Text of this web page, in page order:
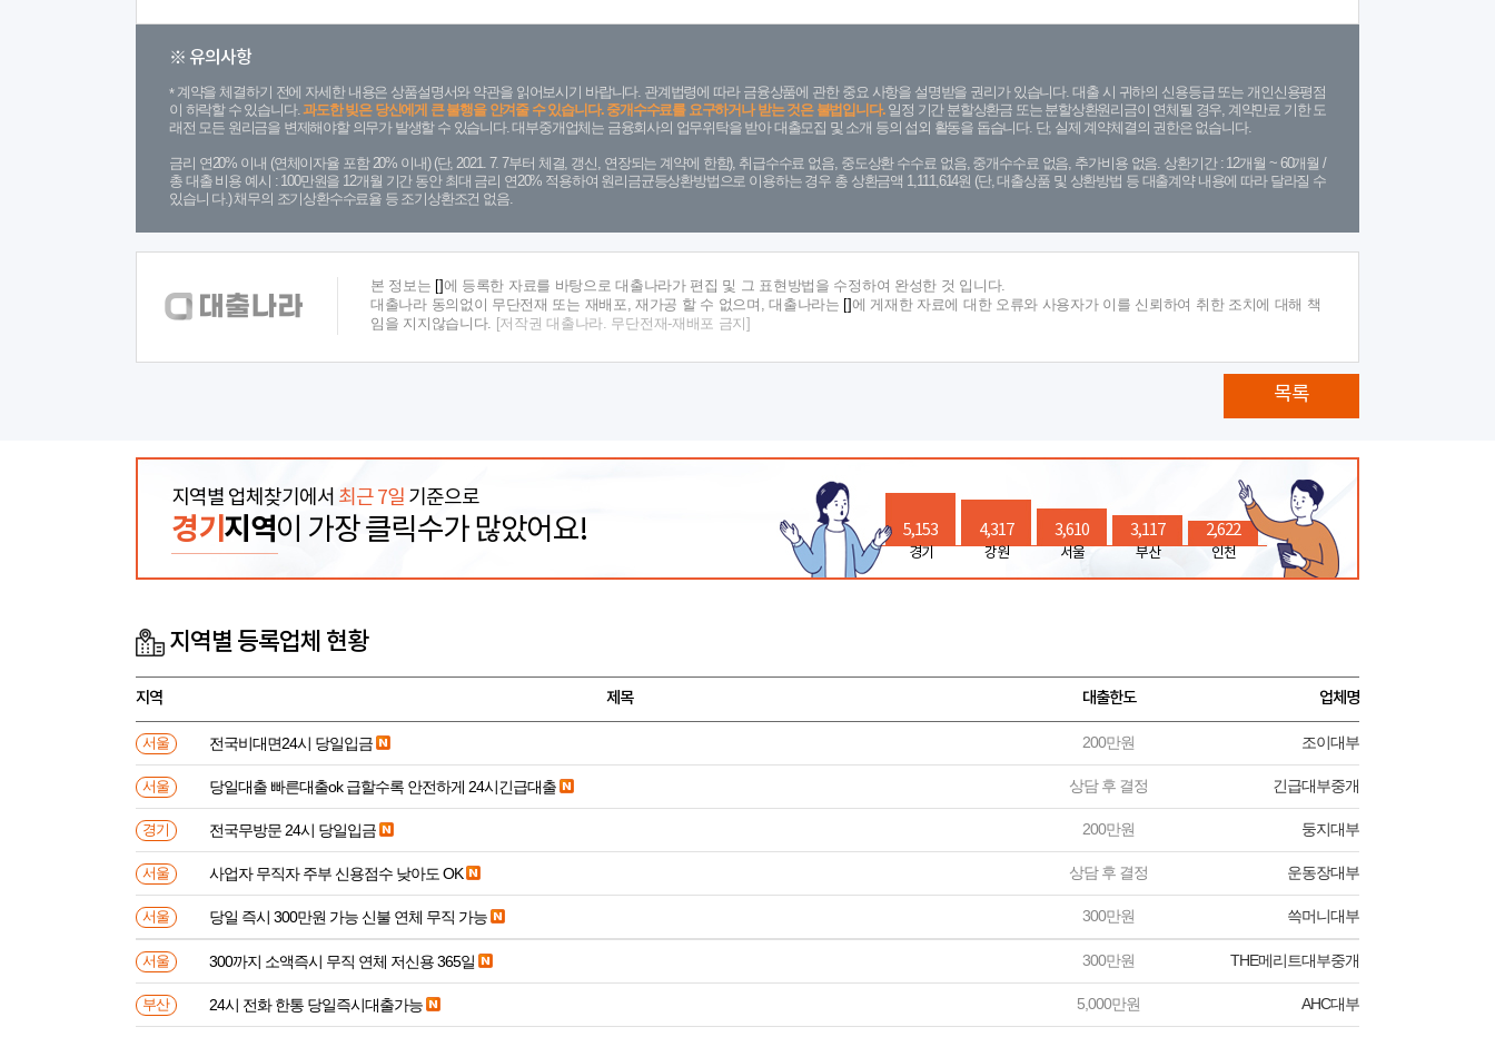
※ 유의사항
계약을 체결하기 전에 자세한 내용은 상품설명서와 약관을 읽어보시기 바랍니다. 관계법령에 따라 금융상품에 관한 중요 사항을 설명받을 권리가 있습니다. 대출 시 귀하의 신용등급 또는 개인신용평점
이 하락할 수 있습니다.과도한 빚은 당신에게 큰 불행을 안겨줄 수 있습니다. 중개수수료를 요구하거나 받는 것은 불법입니다.일정 기간 분할상환금 또는 분할상환원리금이 연체될 경우, 계약만료 기한 도
래전 모든 원리금을 변제해야할 의무가 발생할 수 있습니다. 대부중개업체는 금융회사의 업무위탁을 받아 대출모집 및 소개 등의 섭외 활동을 돕습니다. 단, 실제 계약체결의 권한은 없습니다.
금리 연20% 이내 (연체이자율 포함 20% 이내) (단, 2021. 7. 7부터 체결, 갱신, 연장되는 계약에 한함), 취급수수료 없음, 중도상환 수수료 없음, 중개수수료 없음, 추가비용 없음. 상환기간 : 12개월 ~ 60개월 /
총 대출 비용 예시 : 100만원을 12개월 기간 동안 최대 금리 연20% 적용하여 원리금균등상환방법으로 이용하는 경우 총 상환금액 1,111,614원 (단, 대출상품 및 상환방법 등 대출계약 내용에 따라 달라질 수
있습니 다.) 채무의 조기상환수수료율 등 조기상환조건 없음.
본 정보는
에 등록한 자료를 바탕으로 대출나라가 편집 및 그 표현방법을 수정하여 완성한 것 입니다.
대출나라 동의없이 무단전재 또는 재배포, 재가공 할 수 없으며, 대출나라는
에 게재한 자료에 대한 오류와 사용자가 이를 신뢰하여 취한 조치에 대해 책
임을 지지않습니다.
[저작권 대출나라. 무단전재-재배포 금지]
목록
지역별 업체찾기에서 최근 7일 기준으로
경기 지역이 가장 클릭수가 많았어요! 5,153
경기
4,317
강원
3,610
서울
3,117
부산
2,622
인천
지역별 등록업체 현황
지역 제목 대출한도 업체명
서울 전국비대면24시 당일입금 200만원 조이대부
서울 당일대출 빠른대출ok 급할수록 안전하게 24시긴급대출 상담 후 결정 긴급대부중개
경기 전국무방문 24시 당일입금 200만원 둥지대부
서울 사업자 무직자 주부 신용점수 낮아도 OK 상담 후 결정 운동장대부
서울 당일 즉시 300만원 가능 신불 연체 무직 가능 300만원 쓱머니대부
서울 300까지 소액즉시 무직 연체 저신용 365일 300만원 THE메리트대부중개
부산 24시 전화 한통 당일즉시대출가능 5,000만원 AHC대부